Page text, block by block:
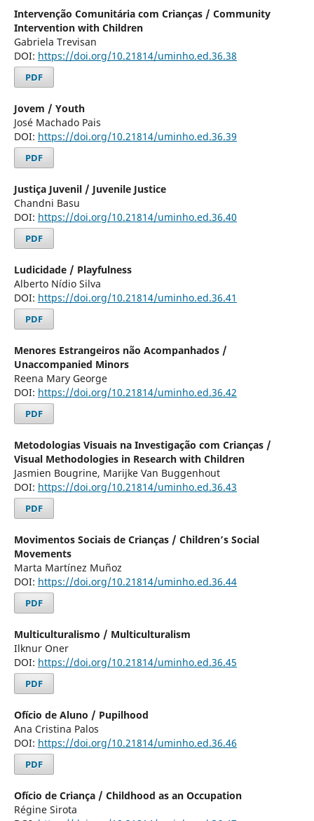
Intervenção Comunitária com Crianças / Community
Intervention with Children
Gabriela Trevisan
DOI: https://doi.org/10.21814/uminho.ed.36.38
PDF
Jovem / Youth
José Machado Pais
DOI: https://doi.org/10.21814/uminho.ed.36.39
PDF
Justiça Juvenil / Juvenile Justice
Chandni Basu
DOI: https://doi.org/10.21814/uminho.ed.36.40
PDF
Ludicidade / Playfulness
Alberto Nídio Silva
DOI: https://doi.org/10.21814/uminho.ed.36.41
PDF
Menores Estrangeiros não Acompanhados /
Unaccompanied Minors
Reena Mary George
DOI: https://doi.org/10.21814/uminho.ed.36.42
PDF
Metodologias Visuais na Investigação com Crianças /
Visual Methodologies in Research with Children
Jasmien Bougrine, Marijke Van Buggenhout
DOI: https://doi.org/10.21814/uminho.ed.36.43
PDF
Movimentos Sociais de Crianças / Children’s Social
Movements
Marta Martínez Muñoz
DOI: https://doi.org/10.21814/uminho.ed.36.44
PDF
Multiculturalismo / Multiculturalism
Ilknur Oner
DOI: https://doi.org/10.21814/uminho.ed.36.45
PDF
Ofício de Aluno / Pupilhood
Ana Cristina Palos
DOI: https://doi.org/10.21814/uminho.ed.36.46
PDF
Ofício de Criança / Childhood as an Occupation
Régine Sirota